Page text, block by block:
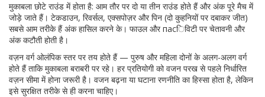
मुकाबला छोटे राउंड में होता है: आम तौर पर दो या तीन राउंड होते हैं और अंक पूरे मैच में
जोड़े जाते हैं। टेकडाउन, रिवर्सल, एक्सपोज़र और पिन (दो कुहनियों पर दबाकर जीत)
सबसे आम तरीके हैं अंक हासिल करने के। फाउल और пасिविटी पर चेतावनी और
अंक कटौती होती है।
वज़न वर्ग ओलंपिक स्तर पर तय होते हैं — पुरुष और महिला दोनों के अलग-अलग वर्ग
होते हैं ताकि मुकाबला बराबरी पर रहे। हर प्रतियोगी को वजन परख से पहले निर्धारित
वज़न सीमा में होना जरूरी है। वजन बढ़ना या घटाना रणनीति का हिस्सा होता है, लेकिन
इसे सुरक्षित तरीके से ही करना चाहिए।